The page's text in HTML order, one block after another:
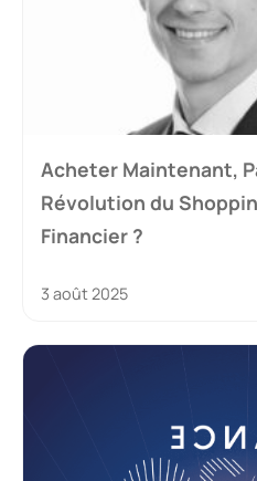
Acheter Maintenant,
Révolution du
Financier ?
3 août 2025